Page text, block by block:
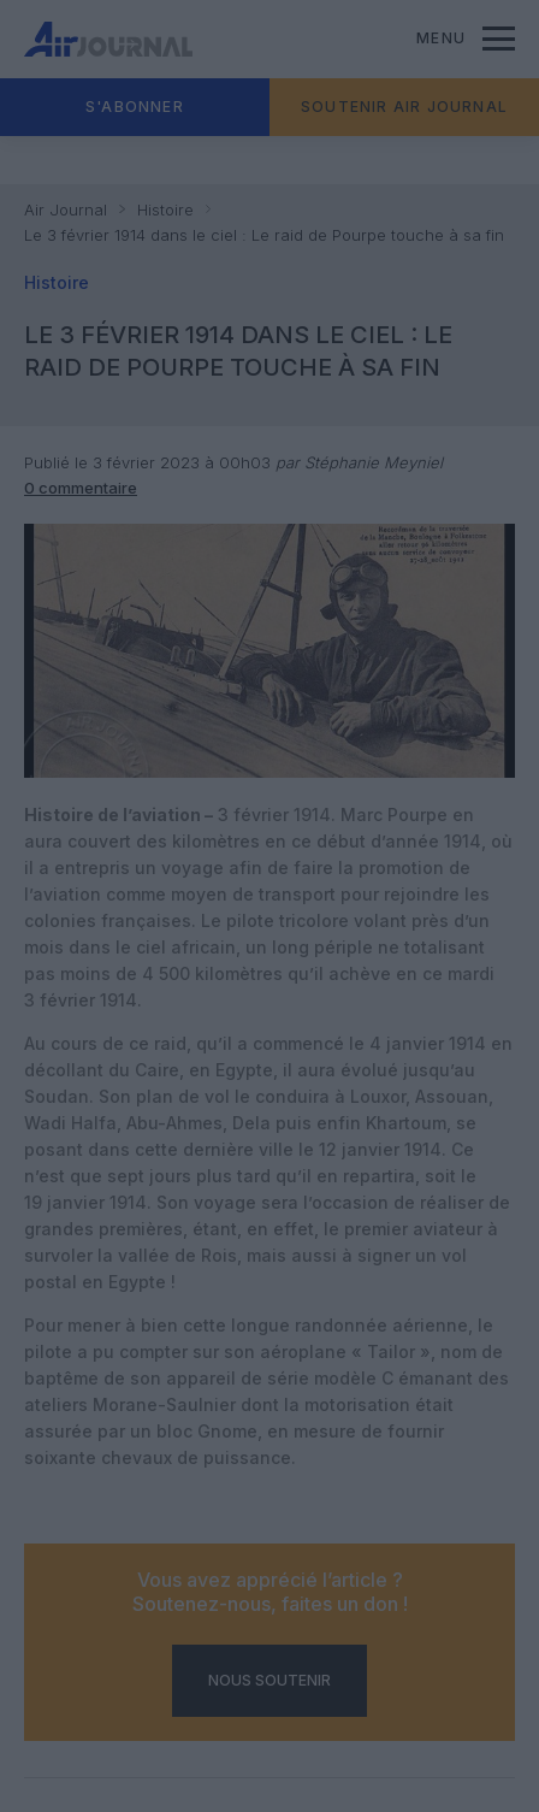
MENU
S'ABONNER SOUTENIR AIR JOURNAL
Air Journal
Histoire
Le 3 février 1914 dans le ciel : Le raid de Pourpe touche à sa fin
Histoire
LE 3 FÉVRIER 1914 DANS LE CIEL : LE
RAID DE POURPE TOUCHE À SA FIN
Publié le 3 février 2023 à 00h03 par Stéphanie Meyniel
0 commentaire
Histoire de l’aviation – 3 février 1914. Marc Pourpe en
aura couvert des kilomètres en ce début d’année 1914, où
il a entrepris un voyage afin de faire la promotion de
l’aviation comme moyen de transport pour rejoindre les
colonies françaises. Le pilote tricolore volant près d’un
mois dans le ciel africain, un long périple ne totalisant
pas moins de 4 500 kilomètres qu’il achève en ce mardi
3 février 1914.
Au cours de ce raid, qu’il a commencé le 4 janvier 1914 en
décollant du Caire, en Egypte, il aura évolué jusqu’au
Soudan. Son plan de vol le conduira à Louxor, Assouan,
Wadi Halfa, Abu-Ahmes, Dela puis enfin Khartoum, se
posant dans cette dernière ville le 12 janvier 1914. Ce
n’est que sept jours plus tard qu’il en repartira, soit le
19 janvier 1914. Son voyage sera l’occasion de réaliser de
grandes premières, étant, en effet, le premier aviateur à
survoler la vallée de Rois, mais aussi à signer un vol
postal en Egypte !
Pour mener à bien cette longue randonnée aérienne, le
pilote a pu compter sur son aéroplane « Tailor », nom de
baptême de son appareil de série modèle C émanant des
ateliers Morane-Saulnier dont la motorisation était
assurée par un bloc Gnome, en mesure de fournir
soixante chevaux de puissance.
Vous avez apprécié l’article ?
Soutenez-nous, faites un don !
NOUS SOUTENIR